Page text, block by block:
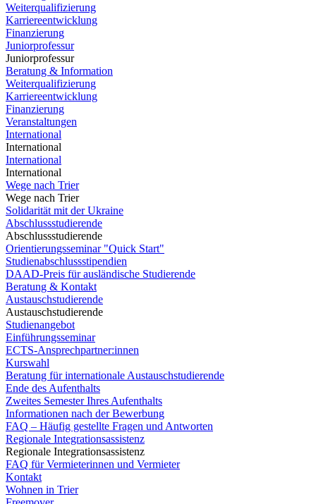
Weiterqualifizierung
Karriereentwicklung
Finanzierung
Juniorprofessur
Juniorprofessur
Beratung & Information
Weiterqualifizierung
Karriereentwicklung
Finanzierung
Veranstaltungen
International
International
International
International
Wege nach Trier
Wege nach Trier
Solidarität mit der Ukraine
Abschlussstudierende
Abschlussstudierende
Orientierungsseminar "Quick Start"
Studienabschlussstipendien
DAAD-Preis für ausländische Studierende
Beratung & Kontakt
Austauschstudierende
Austauschstudierende
Studienangebot
Einführungsseminar
ECTS-Ansprechpartner:innen
Kurswahl
Beratung für internationale Austauschstudierende
Ende des Aufenthalts
Zweites Semester Ihres Aufenthalts
Informationen nach der Bewerbung
FAQ – Häufig gestellte Fragen und Antworten
Regionale Integrationsassistenz
Regionale Integrationsassistenz
FAQ für Vermieterinnen und Vermieter
Kontakt
Wohnen in Trier